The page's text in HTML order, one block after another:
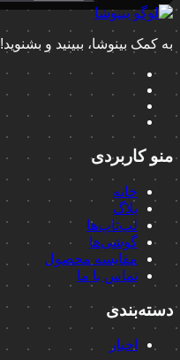
به کمک بینوشا، ببینید و بشنوید!
منو کاربردی
خانه
بلاگ
لپ‌تاپ‌ها
گوشی‌ها
مقایسه محصول
تماس با ما
دسته‌بندی
اخبار